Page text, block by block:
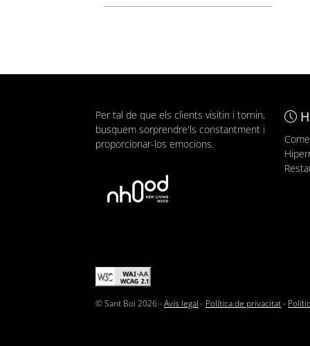
Per tal de que els clients visitin i tornin,
busquem sorprendre'ls constantment i
proporcionar-los emocions.
© Sant Boi 2026 -Avís legal - Política de privacitat-